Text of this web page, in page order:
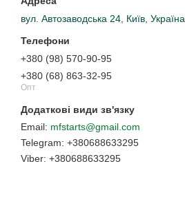
вул. Автозаводська 24, Київ, Україна
+380 (98) 570-90-95
+380 (68) 863-32-95
Опт
mfstarts@gmail.com
+380688633295
+380688633295